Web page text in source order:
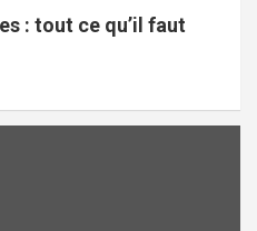
: tout ce qu’il faut